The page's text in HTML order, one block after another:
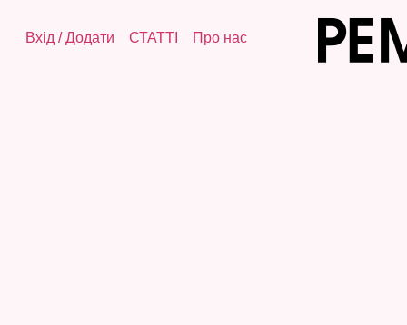
Вхід /Додати СТАТТІ Про нас